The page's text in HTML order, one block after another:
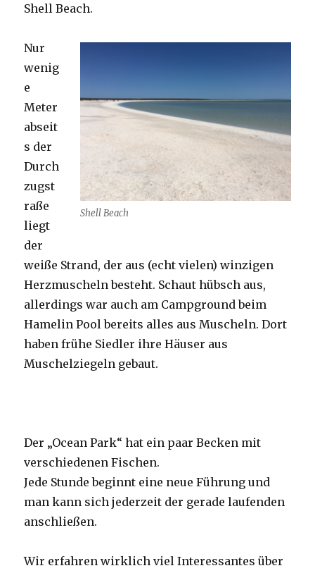
Shell Beach.
Shell Beach
Nur
wenig
e
Meter
abseit
s der
Durch
zugst
raße
liegt
der
weiße Strand, der aus (echt vielen) winzigen
Herzmuscheln besteht. Schaut hübsch aus,
allerdings war auch am Campground beim
Hamelin Pool bereits alles aus Muscheln. Dort
haben frühe Siedler ihre Häuser aus
Muschelziegeln gebaut.
Der „Ocean Park“ hat ein paar Becken mit
verschiedenen Fischen.
Jede Stunde beginnt eine neue Führung und
man kann sich jederzeit der gerade laufenden
anschließen.
Wir erfahren wirklich viel Interessantes über